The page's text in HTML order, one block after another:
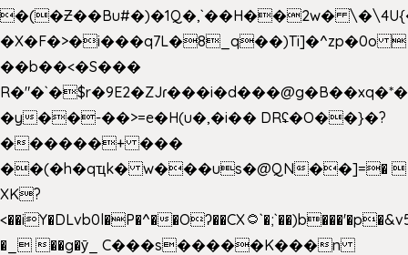
�(�Ƶ��Bu#�)�1Q�,`��H��2w�
�X�F�>�i���q7L�8_q��)Ti]�^zp�0o 
��b��<�S���
�y��-��>=e�H(u�,�i�� DRʢ�O��}�?
������+ ���
��(�h�qҵk� w���us�@QN��]=� 
XK?
<��iY�DLvb0l�P�^��Oʔ��CX۝`�;`��)b���'�p�&v5(�
�_ ��g�ӯ_ C���s�����K���n